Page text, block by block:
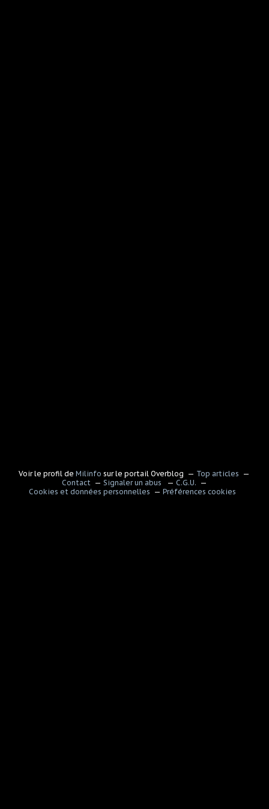
Voir le profil deMilinfo sur le portail Overblog
Top articles
Contact
Signaler un abus
C.G.U.
Cookies et données personnelles
Préférences cookies